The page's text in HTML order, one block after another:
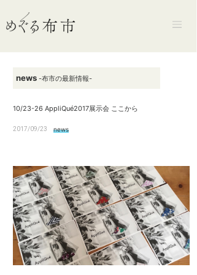
news -布市の最新情報-
10/23-26 AppliQué2017展示会 ここから
2017/09/23 news